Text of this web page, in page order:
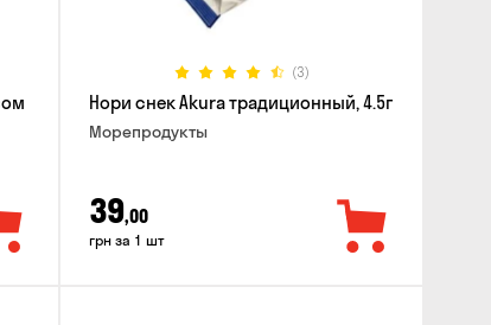
(3)
Нори снек Akura традиционный, 4.5г
Морепродукты
39,00
грн за 1 шт